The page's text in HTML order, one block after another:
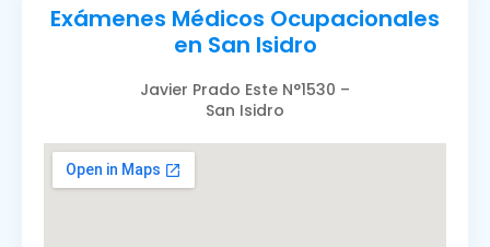
Exámenes Médicos Ocupacionales
en San Isidro
Javier Prado Este N°1530 –
San Isidro